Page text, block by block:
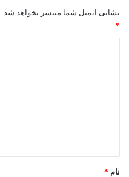
نشانی ایمیل شما منتشر نخواهد شد.
*
*
نام *